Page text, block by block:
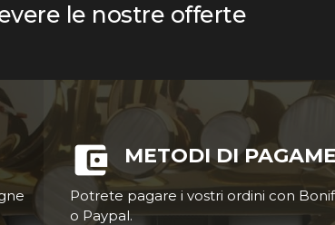
le nostre offerte
METODI DI
Potrete pagare i vostri ordini con
o Paypal.